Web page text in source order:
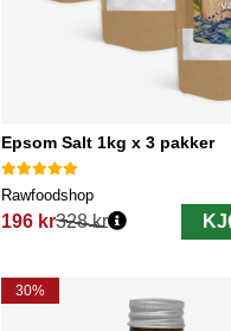
Epsom Salt 1kg x 3 pakker
Rawfoodshop
196 kr
Vanlig pris:
328 kr
30%